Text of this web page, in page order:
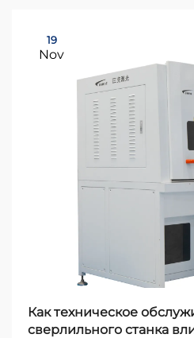
19
Nov
Как техническое
сверлильного станка